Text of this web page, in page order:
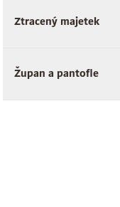
Ztracený majetek
Župan a pantofle